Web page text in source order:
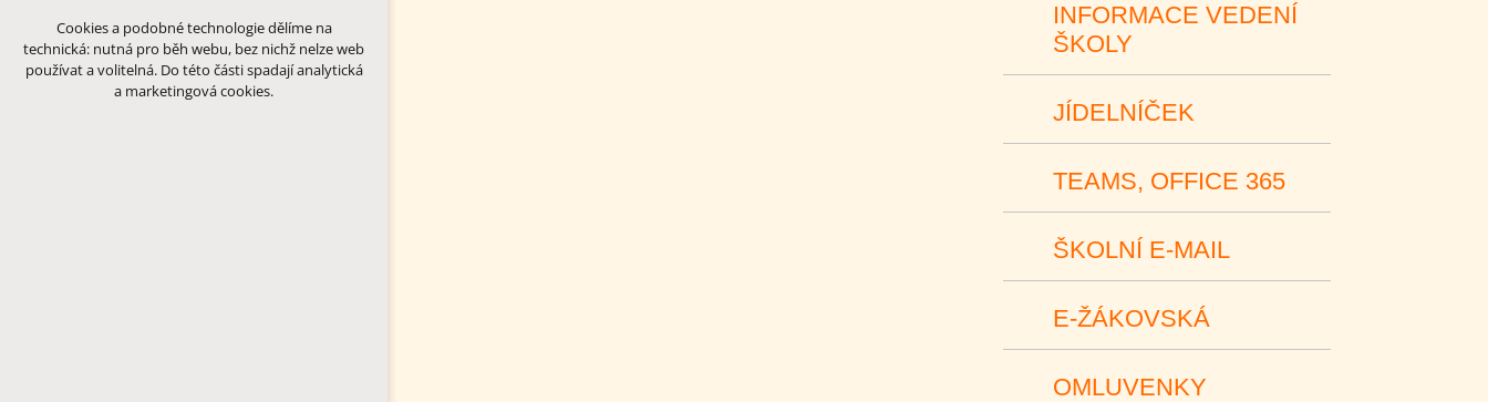
ODMÍTNOUT VŠE
Cookies a podobné technologie dělíme na
technická: nutná pro běh webu, bez nichž nelze web
používat a volitelná. Do této části spadají analytická
a marketingová cookies.
INFORMACE VEDENÍ
ŠKOLY
JÍDELNÍČEK
TEAMS, OFFICE 365
ŠKOLNÍ E-MAIL
E-ŽÁKOVSKÁ
OMLUVENKY